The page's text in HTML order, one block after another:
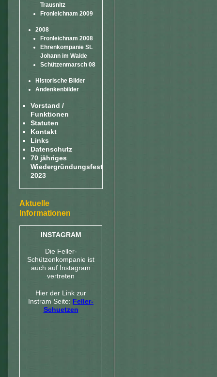
Trausnitz
Fronleichnam 2009
2008
Fronleichnam 2008
Ehrenkompanie St.
Johann im Walde
Schützenmarsch 08
Historische Bilder
Andenkenbilder
Vorstand /
Funktionen
Statuten
Kontakt
Links
Datenschutz
70 jähriges
Wiedergründungsfest
2023
Aktuelle
Informationen
INSTAGRAM
Die Feller-
Schützenkompanie ist
auch auf Instagram
vertreten
Hier der Link zur
Instram Seite: Feller-
Schuetzen